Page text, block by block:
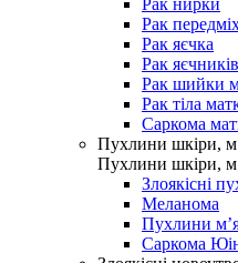
Рак нирки
Рак
Рак яєчка
Рак яєчників
Рак шийки
Рак тіла
Саркома
Пухлини шкіри,
Пухлини шкіри,
Злоякісні
Меланома
Пухлини
Саркома